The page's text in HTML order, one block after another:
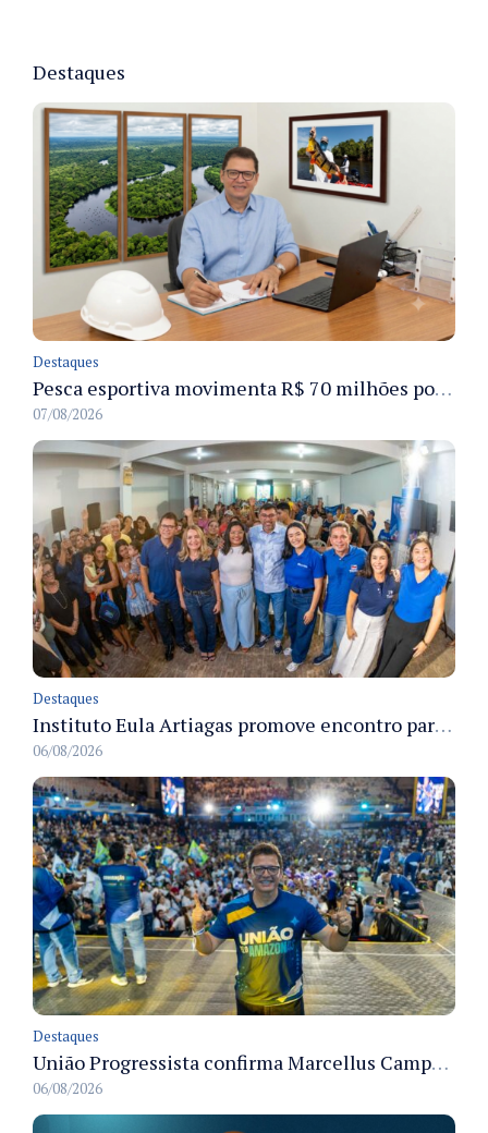
Destaques
Destaques
Pesca esportiva movimenta R$ 70 milhões por ano e ganha espaço na economia sustentável do Amazonas
07/08/2026
Destaques
Instituto Eula Artiagas promove encontro para discutir melhorias para o bairro Petrópolis
06/08/2026
Destaques
União Progressista confirma Marcellus Campêlo como candidato a deputado estadual
06/08/2026